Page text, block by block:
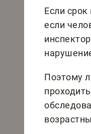
Если
если
Поэтому